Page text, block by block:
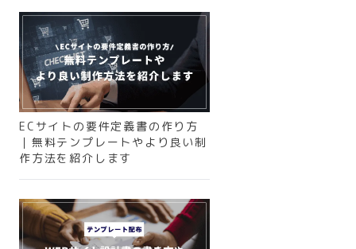
ECサイトの要件定義書の作り方
｜無料テンプレートやより良い制
作方法を紹介します